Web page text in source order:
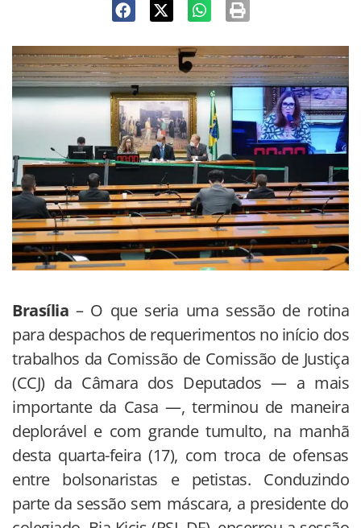
Brasília – O que seria uma sessão de rotina
para despachos de requerimentos no início dos
trabalhos da Comissão de Comissão de Justiça
(CCJ) da Câmara dos Deputados — a mais
importante da Casa —, terminou de maneira
deplorável e com grande tumulto, na manhã
desta quarta-feira (17), com troca de ofensas
entre bolsonaristas e petistas. Conduzindo
parte da sessão sem máscara, a presidente do